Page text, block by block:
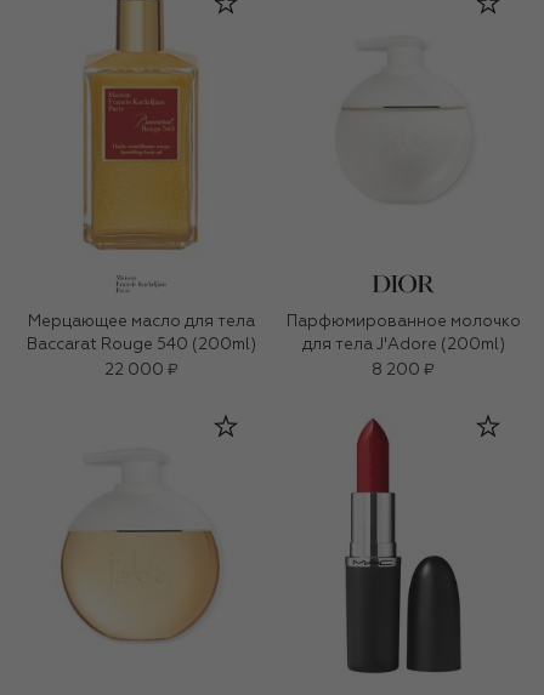
Мерцающее масло для тела
Baccarat Rouge 540 (200ml)
22 000 ₽
Парфюмированное молочко
для тела J'Adore (200ml)
8 200 ₽